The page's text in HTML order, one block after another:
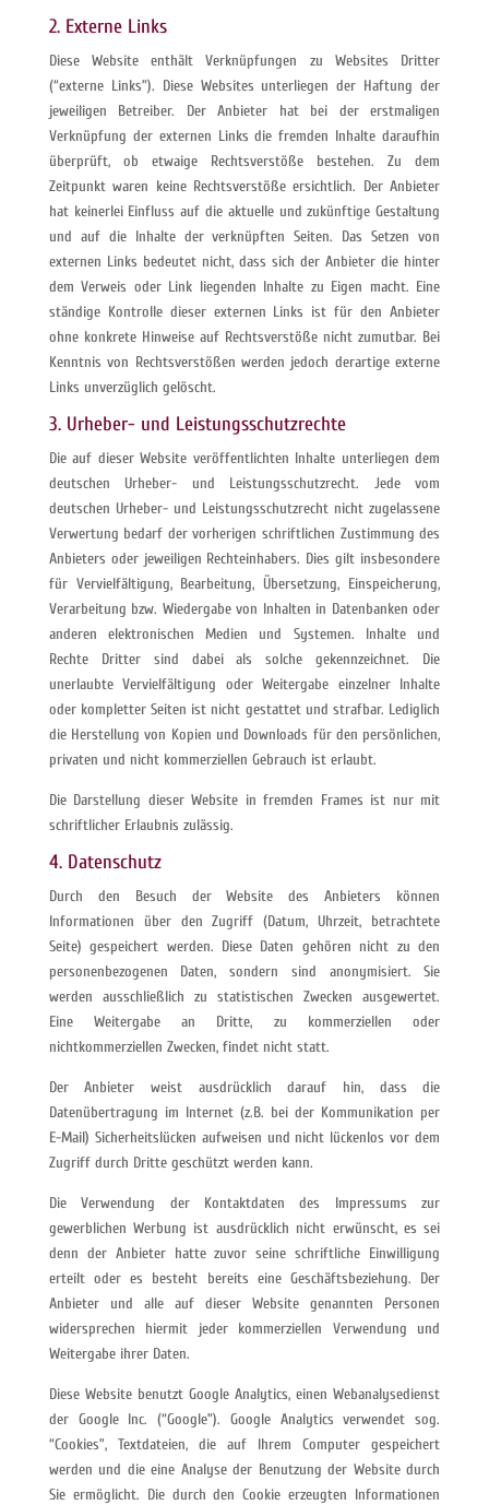
2. Externe Links
Diese Website enthält Verknüpfungen zu Websites Dritter
(“externe Links”). Diese Websites unterliegen der Haftung der
jeweiligen Betreiber. Der Anbieter hat bei der erstmaligen
Verknüpfung der externen Links die fremden Inhalte daraufhin
überprüft, ob etwaige Rechtsverstöße bestehen. Zu dem
Zeitpunkt waren keine Rechtsverstöße ersichtlich. Der Anbieter
hat keinerlei Einfluss auf die aktuelle und zukünftige Gestaltung
und auf die Inhalte der verknüpften Seiten. Das Setzen von
externen Links bedeutet nicht, dass sich der Anbieter die hinter
dem Verweis oder Link liegenden Inhalte zu Eigen macht. Eine
ständige Kontrolle dieser externen Links ist für den Anbieter
ohne konkrete Hinweise auf Rechtsverstöße nicht zumutbar. Bei
Kenntnis von Rechtsverstößen werden jedoch derartige externe
Links unverzüglich gelöscht.
3. Urheber- und Leistungsschutzrechte
Die auf dieser Website veröffentlichten Inhalte unterliegen dem
deutschen Urheber- und Leistungsschutzrecht. Jede vom
deutschen Urheber- und Leistungsschutzrecht nicht zugelassene
Verwertung bedarf der vorherigen schriftlichen Zustimmung des
Anbieters oder jeweiligen Rechteinhabers. Dies gilt insbesondere
für Vervielfältigung, Bearbeitung, Übersetzung, Einspeicherung,
Verarbeitung bzw. Wiedergabe von Inhalten in Datenbanken oder
anderen elektronischen Medien und Systemen. Inhalte und
Rechte Dritter sind dabei als solche gekennzeichnet. Die
unerlaubte Vervielfältigung oder Weitergabe einzelner Inhalte
oder kompletter Seiten ist nicht gestattet und strafbar. Lediglich
die Herstellung von Kopien und Downloads für den persönlichen,
privaten und nicht kommerziellen Gebrauch ist erlaubt.
Die Darstellung dieser Website in fremden Frames ist nur mit
schriftlicher Erlaubnis zulässig.
4. Datenschutz
Durch den Besuch der Website des Anbieters können
Informationen über den Zugriff (Datum, Uhrzeit, betrachtete
Seite) gespeichert werden. Diese Daten gehören nicht zu den
personenbezogenen Daten, sondern sind anonymisiert. Sie
werden ausschließlich zu statistischen Zwecken ausgewertet.
Eine Weitergabe an Dritte, zu kommerziellen oder
nichtkommerziellen Zwecken, findet nicht statt.
Der Anbieter weist ausdrücklich darauf hin, dass die
Datenübertragung im Internet (z.B. bei der Kommunikation per
E-Mail) Sicherheitslücken aufweisen und nicht lückenlos vor dem
Zugriff durch Dritte geschützt werden kann.
Die Verwendung der Kontaktdaten des Impressums zur
gewerblichen Werbung ist ausdrücklich nicht erwünscht, es sei
denn der Anbieter hatte zuvor seine schriftliche Einwilligung
erteilt oder es besteht bereits eine Geschäftsbeziehung. Der
Anbieter und alle auf dieser Website genannten Personen
widersprechen hiermit jeder kommerziellen Verwendung und
Weitergabe ihrer Daten.
Diese Website benutzt Google Analytics, einen Webanalysedienst
der Google Inc. (“Google”). Google Analytics verwendet sog.
“Cookies”, Textdateien, die auf Ihrem Computer gespeichert
werden und die eine Analyse der Benutzung der Website durch
Sie ermöglicht. Die durch den Cookie erzeugten Informationen